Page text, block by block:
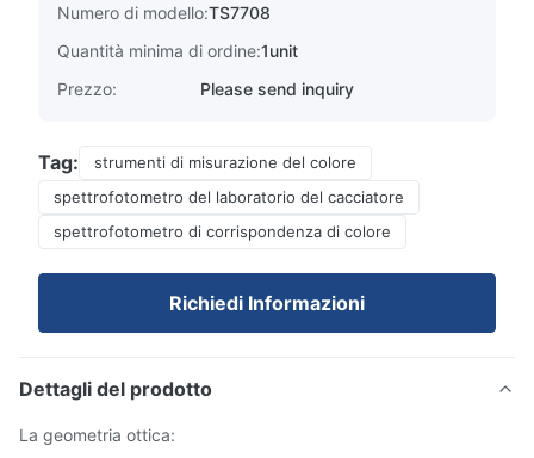
Numero di modello:TS7708
Quantità minima di ordine:1unit
Prezzo:
Please send inquiry
Tag:
strumenti di misurazione del colore
spettrofotometro del laboratorio del cacciatore
spettrofotometro di corrispondenza di colore
Richiedi Informazioni
Dettagli del prodotto
La geometria ottica: